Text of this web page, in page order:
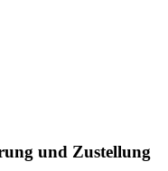
und Zustellung